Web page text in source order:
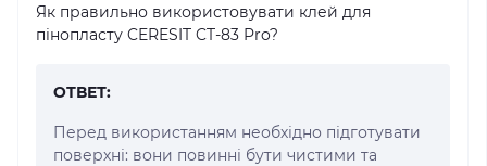
Як правильно використовувати клей для
пінопласту CERESIT CT-83 Pro?
ОТВЕТ:
Перед використанням необхідно підготувати
поверхні: вони повинні бути чистими та